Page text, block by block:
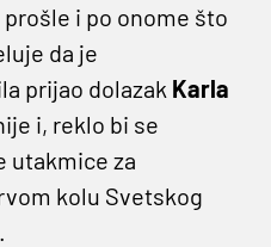
i po onome što
da je
prijao dolazak Karla
i, reklo bi se
utakmice za
kolu Svetskog